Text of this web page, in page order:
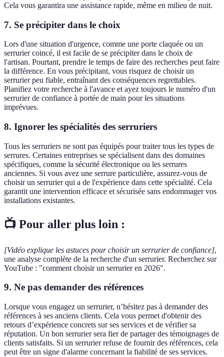
Cela vous garantira une assistance rapide, même en milieu de nuit.
7. Se précipiter dans le choix
Lors d'une situation d'urgence, comme une porte claquée ou un
serrurier coincé, il est facile de se précipiter dans le choix de
l'artisan. Pourtant, prendre le temps de faire des recherches peut faire
la différence. En vous précipitant, vous risquez de choisir un
serrurier peu fiable, entraînant des conséquences regrettables.
Planifiez votre recherche à l'avance et ayez toujours le numéro d'un
serrurier de confiance à portée de main pour les situations
imprévues.
8. Ignorer les spécialités des serruriers
Tous les serruriers ne sont pas équipés pour traiter tous les types de
serrures. Certaines entreprises se spécialisent dans des domaines
spécifiques, comme la sécurité électronique ou les serrures
anciennes. Si vous avez une serrure particulière, assurez-vous de
choisir un serrurier qui a de l'expérience dans cette spécialité. Cela
garantit une intervention efficace et sécurisée sans endommager vos
installations existantes.
📺 Pour aller plus loin :
[Vidéo explique les astuces pour choisir un serrurier de confiance],
une analyse complète de la recherche d'un serrurier. Recherchez sur
YouTube : "comment choisir un serrurier en 2026".
9. Ne pas demander des références
Lorsque vous engagez un serrurier, n’hésitez pas à demander des
références à ses anciens clients. Cela vous permet d'obtenir des
retours d’expérience concrets sur ses services et de vérifier sa
réputation. Un bon serrurier sera fier de partager des témoignages de
clients satisfaits. Si un serrurier refuse de fournir des références, cela
peut être un signe d'alarme concernant la fiabilité de ses services.